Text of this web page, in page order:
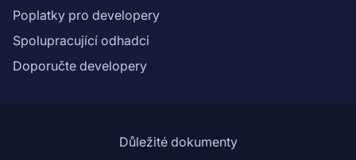
Poplatky pro developery
Spolupracující odhadci
Doporučte developery
Důležité dokumenty